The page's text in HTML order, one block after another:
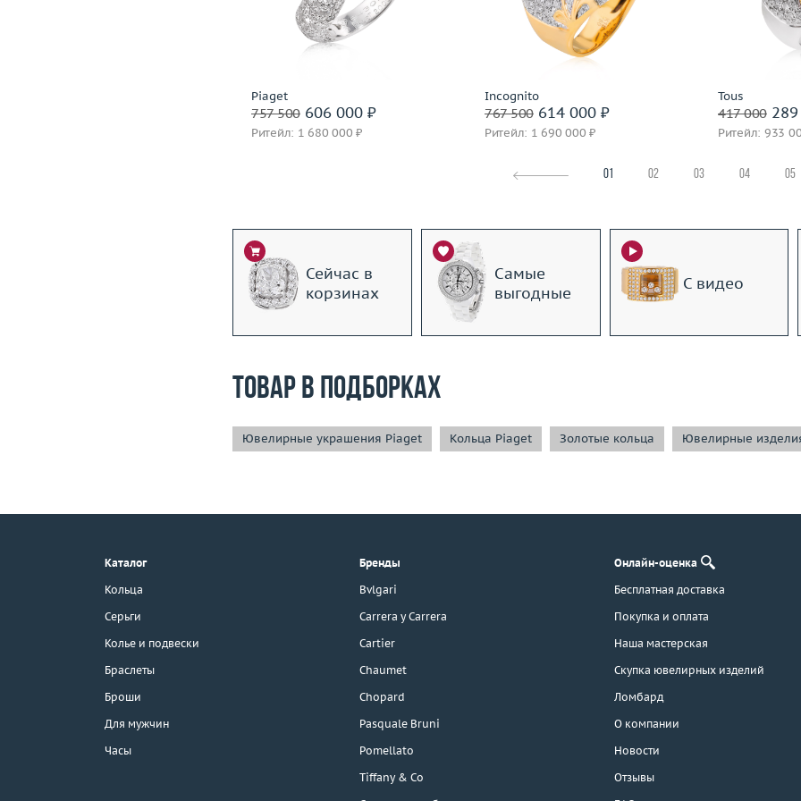
г. Москва, Тихвинский пер., д. 7,
3D-тур по шоуруму
Piaget
757 500606 000 ₽
Ритейл: 1 680 000 ₽
Материал
золото 750 пробы
Incognito
767 500614 000 ₽
Ритейл: 1 690 000 ₽
Материал
золото 750 пробы
Подробнее
Tous
417 000289
Ритейл: 933
Материал
01 02 03 04 05
Сейчас в
корзинах
Самые
выгодные
С видео
Товар в подборках
Ювелирные украшения Piaget Кольца Piaget Золотые кольца Ювелирные
Каталог
Кольца
Серьги
Колье и подвески
Браслеты
Броши
Для мужчин
Часы
Бренды
Bvlgari
Carrera y Carrera
Cartier
Chaumet
Chopard
Pasquale Bruni
Pomellato
Tiffany & Co
Онлайн-оценка
Бесплатная доставка
Покупка и оплата
Наша мастерская
Скупка ювелирных изделий
Ломбард
О компании
Новости
Отзывы